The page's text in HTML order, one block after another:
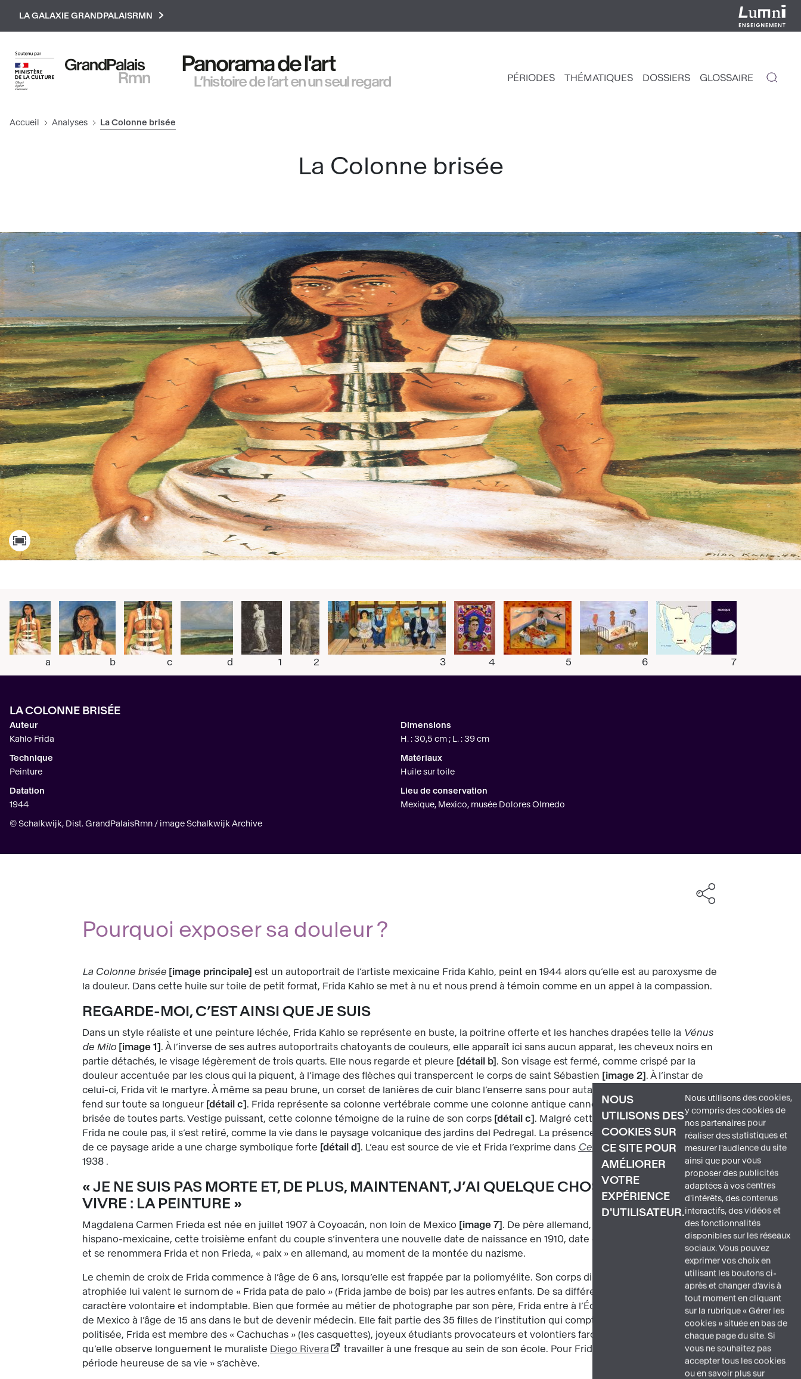
NOUS
UTILISONS DES
COOKIES SUR
CE SITE POUR
AMÉLIORER
VOTRE
EXPÉRIENCE
D'UTILISATEUR.
Nous utilisons des cookies,
y compris des cookies de
nos partenaires pour
réaliser des statistiques et
mesurer l'audience du site
ainsi que pour vous
proposer des publicités
adaptées à vos centres
d'intérêts, des contenus
interactifs, des vidéos et
des fonctionnalités
disponibles sur les réseaux
sociaux. Vous pouvez
exprimer vos choix en
utilisant les boutons ci-
après et changer d’avis à
tout moment en cliquant
sur la rubrique « Gérer les
cookies » située en bas de
chaque page du site. Si
vous ne souhaitez pas
accepter tous les cookies
ou en savoir plus sur
LA GALAXIE GRANDPALAISRMN
Panorama de l'art
L’histoire de l’art en un seul regard
NAVIGATION
PÉRIODES THÉMATIQUES DOSSIERS GLOSSAIRE
Accueil Analyses La Colonne brisée
La Colonne brisée
a b c d 1 2 3 4 5 6 7
LA COLONNE BRISÉE
Auteur
Kahlo Frida
Dimensions
H. : 30,5 cm ; L. : 39 cm
Technique
Peinture
Matériaux
Huile sur toile
Datation
1944
Lieu de conservation
Mexique, Mexico, musée Dolores Olmedo
© Schalkwijk, Dist. GrandPalaisRmn / image Schalkwijk Archive
Pourquoi exposer sa douleur ?
La Colonne brisée image principale est un autoportrait de l’artiste mexicaine Frida Kahlo, peint en 1944 alors qu’elle est au paroxysme de
la douleur. Dans cette huile sur toile de petit format, Frida Kahlo se met à nu et nous prend à témoin comme en un appel à la compassion.
REGARDE-MOI, C’EST AINSI QUE JE SUIS
Dans un style réaliste et une peinture léchée, Frida Kahlo se représente en buste, la poitrine offerte et les hanches drapées telle la Vénus
de Milo
image 1 . À l’inverse de ses autres autoportraits chatoyants de couleurs, elle apparaît ici sans aucun apparat, les cheveux noirs en
partie détachés, le visage légèrement de trois quarts. Elle nous regarde et pleure détail b . Son visage est fermé, comme crispé par la
douleur accentuée par les clous qui la piquent, à l’image des flèches qui transpercent le corps de saint Sébastien
image 2 . À l’instar de
celui-ci, Frida vit le martyre. À même sa peau brune, un corset de lanières de cuir blanc l’enserre sans pour autant contenir sa chair, qui se
fend sur toute sa longueur détail c . Frida représente sa colonne vertébrale comme une colonne antique cannelée à chapiteau ionique,
brisée de toutes parts. Vestige puissant, cette colonne témoigne de la ruine de son corps détail c . Malgré cette plaie béante, le sang de
Frida ne coule pas, il s’est retiré, comme la vie dans le paysage volcanique des jardins del Pedregal. La présence de l’eau dans le lointain
de ce paysage aride a une charge symbolique forte détail d . L’eau est source de vie et Frida l’exprime dans Ce que l’eau m’a donnéen
1938 .
« JE NE SUIS PAS MORTE ET, DE PLUS, MAINTENANT, J’AI QUELQUE CHOSE QUI ME FAIT
VIVRE : LA PEINTURE »
Magdalena Carmen Frieda est née en juillet 1907 à Coyoacán, non loin de Mexico image 7 . De père allemand, Wilhelm Kahlo, et de mère
hispano-mexicaine, cette troisième enfant du couple s’inventera une nouvelle date de naissance en 1910, date de la Révolution mexicaine,
et se renommera Frida et non Frieda, « paix » en allemand, au moment de la montée du nazisme.
Le chemin de croix de Frida commence à l’âge de 6 ans, lorsqu’elle est frappée par la poliomyélite. Son corps diminué et sa jambe droite
atrophiée lui valent le surnom de « Frida pata de palo » (Frida jambe de bois) par les autres enfants. De sa différence, elle se forge un
caractère volontaire et indomptable. Bien que formée au métier de photographe par son père, Frida entre à l’École nationale préparatoire
de Mexico à l’âge de 15 ans dans le but de devenir médecin. Elle fait partie des 35 filles de l’institution qui compte 2 000 élèves. Brillante et
politisée, Frida est membre des « Cachuchas » (les casquettes), joyeux étudiants provocateurs et volontiers farceurs. C’est à cette époque
qu’elle observe longuement le muraliste Diego Rivera
travailler à une fresque au sein de son école. Pour Frida, ce qui « fut la seule
période heureuse de sa vie » s’achève.